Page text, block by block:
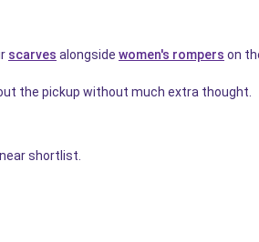
scarves alongside women's rompers on
the pickup without much extra thought.
shortlist.